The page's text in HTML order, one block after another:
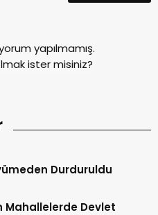
yapılmamış.
ister misiniz?
Durduruldu
Mahallelerde Devlet